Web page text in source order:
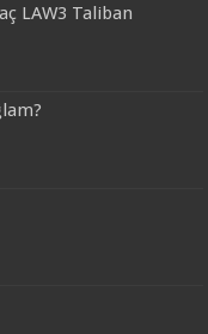
LAW3 Taliban